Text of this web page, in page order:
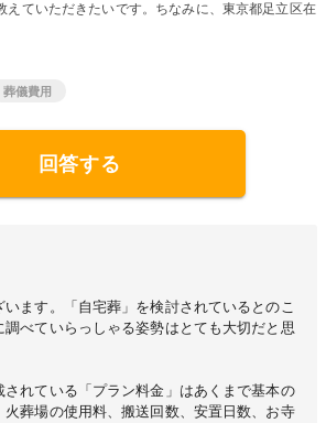
えていただきたいです。ちなみに、東京都足立区在
葬儀費用
回答する
ます。「自宅葬」を検討されているとのこ
調べていらっしゃる姿勢はとても大切だと思
されている「プラン料金」はあくまで基本の
葬場の使用料、搬送回数、安置日数、お寺